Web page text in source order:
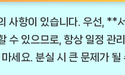
사항이 있습니다. 우선, **
수 있으므로, 항상 일정 관
세요. 분실 시 큰 문제가 될